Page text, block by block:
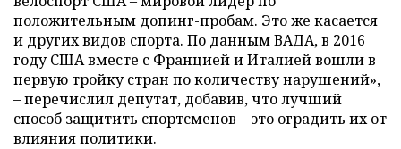
положительным допинг-пробам. Это же касается
и других видов спорта. По данным ВАДА, в 2016
году США вместе с Францией и Италией вошли в
первую тройку стран по количеству нарушений»,
– перечислил депутат, добавив, что лучший
способ защитить спортсменов – это оградить их от
влияния политики.